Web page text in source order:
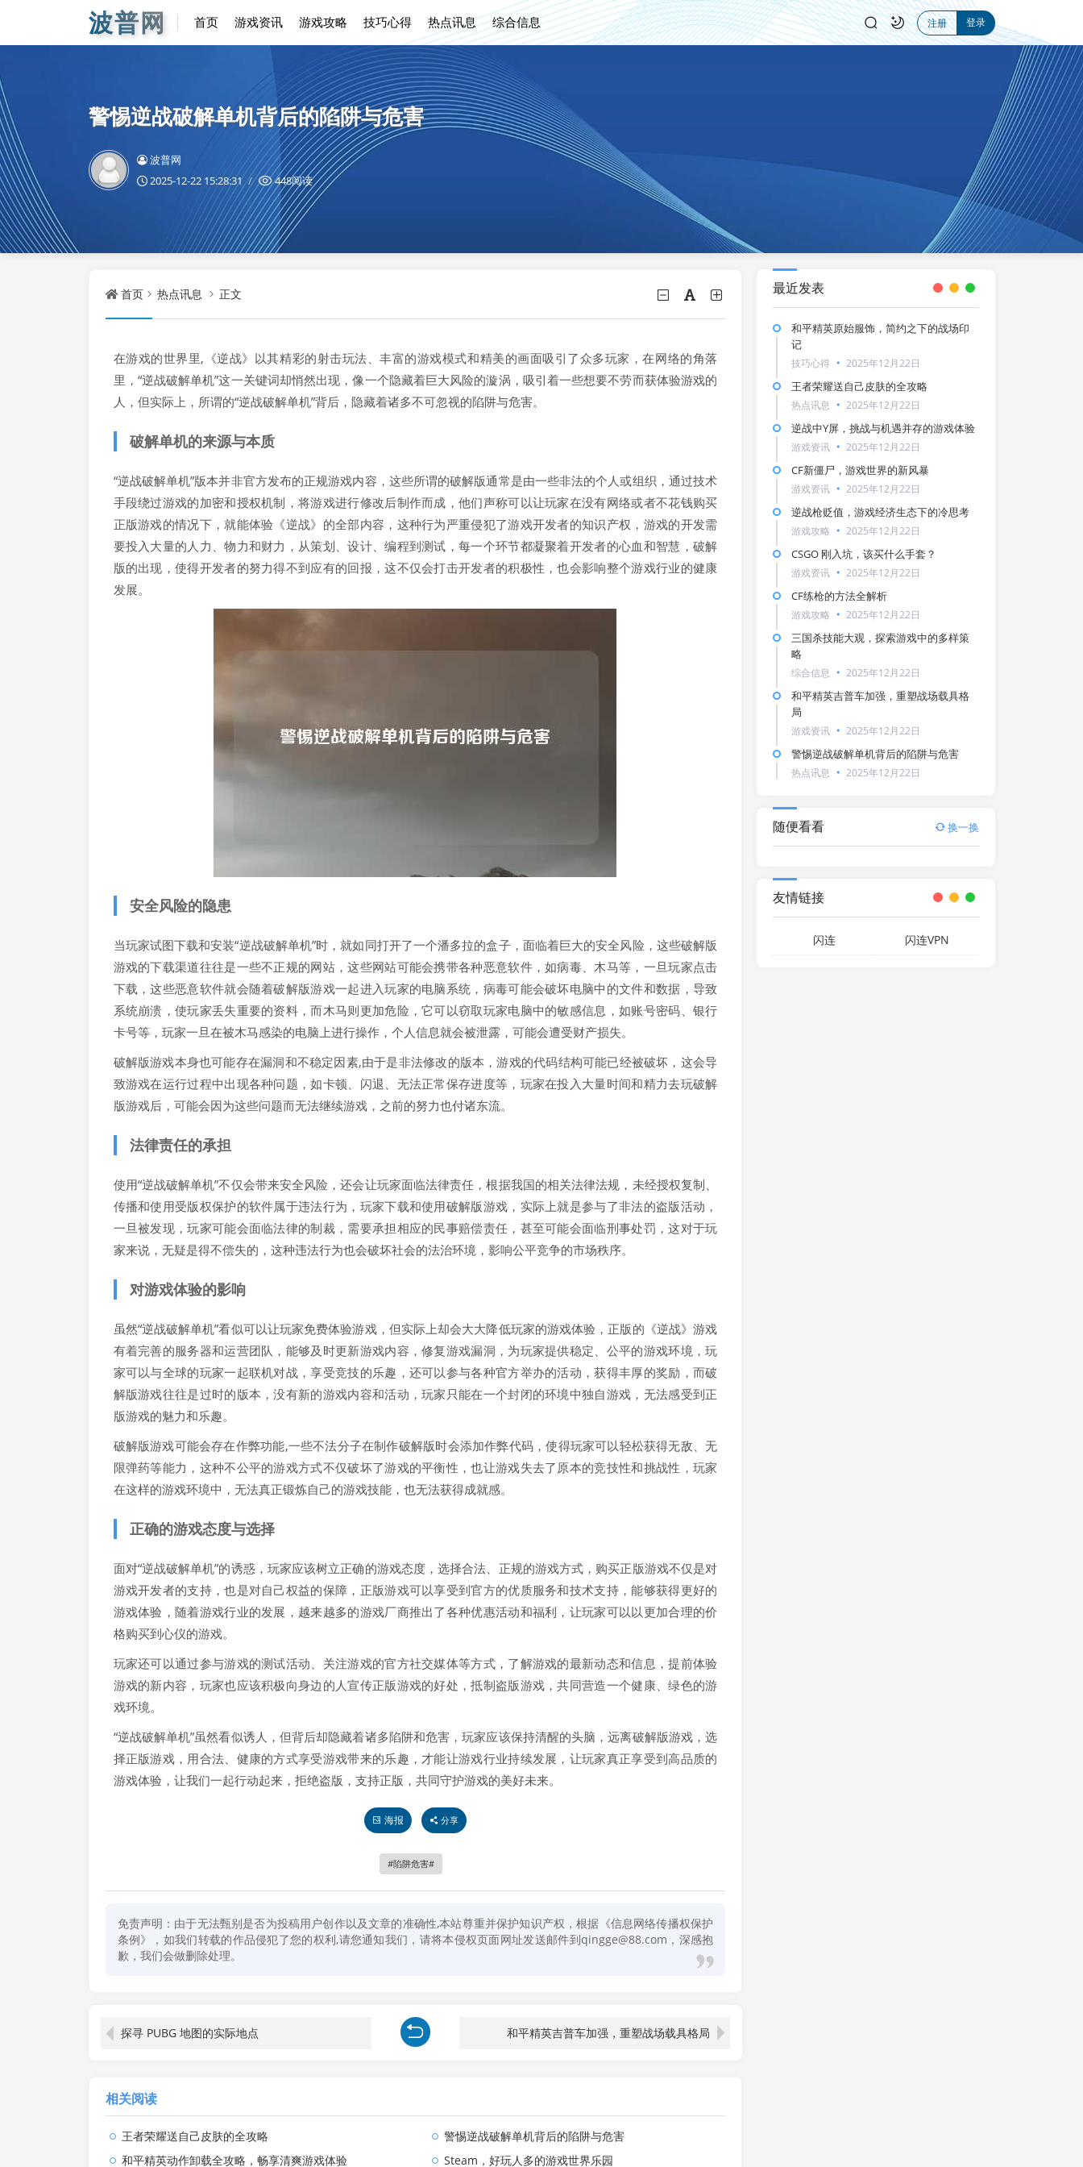
波普网 首页 游戏资讯 游戏攻略 技巧心得 热点讯息 综合信息 注册 登录
警惕逆战破解单机背后的陷阱与危害
波普网
2025-12-22 15:28:31
448阅读
首页 热点讯息 正文
在游戏的世界里,《逆战》以其精彩的射击玩法、丰富的游戏模式和精美的画面吸引了众多玩家，在网络的角落
里，“逆战破解单机”这一关键词却悄然出现，像一个隐藏着巨大风险的漩涡，吸引着一些想要不劳而获体验游戏的
人，但实际上，所谓的“逆战破解单机”背后，隐藏着诸多不可忽视的陷阱与危害。
破解单机的来源与本质
“逆战破解单机”版本并非官方发布的正规游戏内容，这些所谓的破解版通常是由一些非法的个人或组织，通过技术
手段绕过游戏的加密和授权机制，将游戏进行修改后制作而成，他们声称可以让玩家在没有网络或者不花钱购买
正版游戏的情况下，就能体验《逆战》的全部内容，这种行为严重侵犯了游戏开发者的知识产权，游戏的开发需
要投入大量的人力、物力和财力，从策划、设计、编程到测试，每一个环节都凝聚着开发者的心血和智慧，破解
版的出现，使得开发者的努力得不到应有的回报，这不仅会打击开发者的积极性，也会影响整个游戏行业的健康
发展。
安全风险的隐患
当玩家试图下载和安装“逆战破解单机”时，就如同打开了一个潘多拉的盒子，面临着巨大的安全风险，这些破解版
游戏的下载渠道往往是一些不正规的网站，这些网站可能会携带各种恶意软件，如病毒、木马等，一旦玩家点击
下载，这些恶意软件就会随着破解版游戏一起进入玩家的电脑系统，病毒可能会破坏电脑中的文件和数据，导致
系统崩溃，使玩家丢失重要的资料，而木马则更加危险，它可以窃取玩家电脑中的敏感信息，如账号密码、银行
卡号等，玩家一旦在被木马感染的电脑上进行操作，个人信息就会被泄露，可能会遭受财产损失。
破解版游戏本身也可能存在漏洞和不稳定因素,由于是非法修改的版本，游戏的代码结构可能已经被破坏，这会导
致游戏在运行过程中出现各种问题，如卡顿、闪退、无法正常保存进度等，玩家在投入大量时间和精力去玩破解
版游戏后，可能会因为这些问题而无法继续游戏，之前的努力也付诸东流。
法律责任的承担
使用“逆战破解单机”不仅会带来安全风险，还会让玩家面临法律责任，根据我国的相关法律法规，未经授权复制、
传播和使用受版权保护的软件属于违法行为，玩家下载和使用破解版游戏，实际上就是参与了非法的盗版活动，
一旦被发现，玩家可能会面临法律的制裁，需要承担相应的民事赔偿责任，甚至可能会面临刑事处罚，这对于玩
家来说，无疑是得不偿失的，这种违法行为也会破坏社会的法治环境，影响公平竞争的市场秩序。
对游戏体验的影响
虽然“逆战破解单机”看似可以让玩家免费体验游戏，但实际上却会大大降低玩家的游戏体验，正版的《逆战》游戏
有着完善的服务器和运营团队，能够及时更新游戏内容，修复游戏漏洞，为玩家提供稳定、公平的游戏环境，玩
家可以与全球的玩家一起联机对战，享受竞技的乐趣，还可以参与各种官方举办的活动，获得丰厚的奖励，而破
解版游戏往往是过时的版本，没有新的游戏内容和活动，玩家只能在一个封闭的环境中独自游戏，无法感受到正
版游戏的魅力和乐趣。
破解版游戏可能会存在作弊功能,一些不法分子在制作破解版时会添加作弊代码，使得玩家可以轻松获得无敌、无
限弹药等能力，这种不公平的游戏方式不仅破坏了游戏的平衡性，也让游戏失去了原本的竞技性和挑战性，玩家
在这样的游戏环境中，无法真正锻炼自己的游戏技能，也无法获得成就感。
正确的游戏态度与选择
面对“逆战破解单机”的诱惑，玩家应该树立正确的游戏态度，选择合法、正规的游戏方式，购买正版游戏不仅是对
游戏开发者的支持，也是对自己权益的保障，正版游戏可以享受到官方的优质服务和技术支持，能够获得更好的
游戏体验，随着游戏行业的发展，越来越多的游戏厂商推出了各种优惠活动和福利，让玩家可以以更加合理的价
格购买到心仪的游戏。
玩家还可以通过参与游戏的测试活动、关注游戏的官方社交媒体等方式，了解游戏的最新动态和信息，提前体验
游戏的新内容，玩家也应该积极向身边的人宣传正版游戏的好处，抵制盗版游戏，共同营造一个健康、绿色的游
戏环境。
“逆战破解单机”虽然看似诱人，但背后却隐藏着诸多陷阱和危害，玩家应该保持清醒的头脑，远离破解版游戏，选
择正版游戏，用合法、健康的方式享受游戏带来的乐趣，才能让游戏行业持续发展，让玩家真正享受到高品质的
游戏体验，让我们一起行动起来，拒绝盗版，支持正版，共同守护游戏的美好未来。
海报 分享
陷阱危害
免责声明：由于无法甄别是否为投稿用户创作以及文章的准确性,本站尊重并保护知识产权，根据《信息网络传播权保护
条例》，如我们转载的作品侵犯了您的权利,请您通知我们，请将本侵权页面网址发送邮件到qingge@88.com，深感抱
歉，我们会做删除处理。
探寻 PUBG 地图的实际地点 和平精英吉普车加强，重塑战场载具格局
相关阅读
王者荣耀送自己皮肤的全攻略
警惕逆战破解单机背后的陷阱与危害
和平精英动作卸载全攻略，畅享清爽游戏体验
Steam，好玩人多的游戏世界乐园
最近发表
和平精英原始服饰，简约之下的战场印
记
技巧心得 2025年12月22日
王者荣耀送自己皮肤的全攻略
热点讯息 2025年12月22日
逆战中Y屏，挑战与机遇并存的游戏体验
游戏资讯 2025年12月22日
CF新僵尸，游戏世界的新风暴
游戏资讯 2025年12月22日
逆战枪贬值，游戏经济生态下的冷思考
游戏攻略 2025年12月22日
CSGO 刚入坑，该买什么手套？
游戏资讯 2025年12月22日
CF练枪的方法全解析
游戏攻略 2025年12月22日
三国杀技能大观，探索游戏中的多样策
略
综合信息 2025年12月22日
和平精英吉普车加强，重塑战场载具格
局
游戏资讯 2025年12月22日
警惕逆战破解单机背后的陷阱与危害
热点讯息 2025年12月22日
随便看看 换一换
友情链接
闪连 闪连VPN